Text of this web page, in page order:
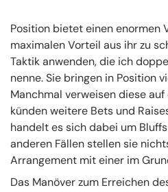
Position bietet einen enormen
maximalen Vorteil aus ihr zu
Taktik anwenden, die ich
nenne. Sie bringen in Position
Manchmal verweisen diese
künden weitere Bets und
handelt es sich dabei um
anderen Fällen stellen sie
Arrangement mit einer im
Das Manöver zum Erreichen